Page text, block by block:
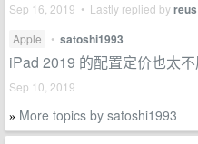
Sep 16, 2019 • Lastly replied byreus
Apple • satoshi1993
iPad 2019 的配置定价也太
Sep 10, 2019
» More topics by satoshi1993